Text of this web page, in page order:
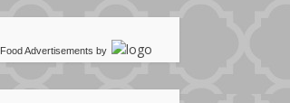
Food Advertisements by